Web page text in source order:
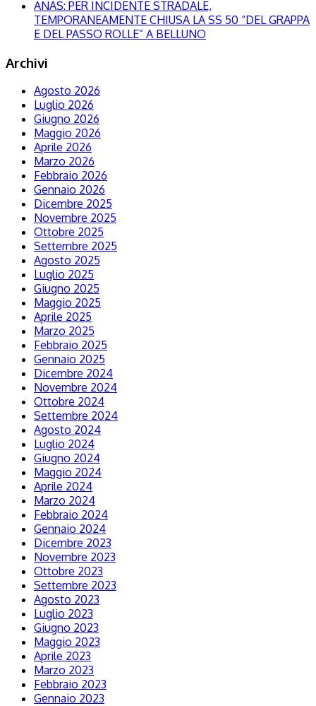
ANAS: PER INCIDENTE STRADALE,
TEMPORANEAMENTE CHIUSA LA SS 50 “DEL GRAPPA
E DEL PASSO ROLLE” A BELLUNO
Archivi
Agosto 2026
Luglio 2026
Giugno 2026
Maggio 2026
Aprile 2026
Marzo 2026
Febbraio 2026
Gennaio 2026
Dicembre 2025
Novembre 2025
Ottobre 2025
Settembre 2025
Agosto 2025
Luglio 2025
Giugno 2025
Maggio 2025
Aprile 2025
Marzo 2025
Febbraio 2025
Gennaio 2025
Dicembre 2024
Novembre 2024
Ottobre 2024
Settembre 2024
Agosto 2024
Luglio 2024
Giugno 2024
Maggio 2024
Aprile 2024
Marzo 2024
Febbraio 2024
Gennaio 2024
Dicembre 2023
Novembre 2023
Ottobre 2023
Settembre 2023
Agosto 2023
Luglio 2023
Giugno 2023
Maggio 2023
Aprile 2023
Marzo 2023
Febbraio 2023
Gennaio 2023